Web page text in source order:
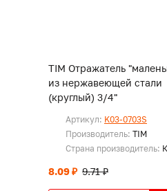
TIM Отражатель
из нержавеющей стали
(круглый) 3/4"
Артикул: K03-0703S
Производитель: TIM
Страна производитель:
8.09 ₽ 9.71 ₽